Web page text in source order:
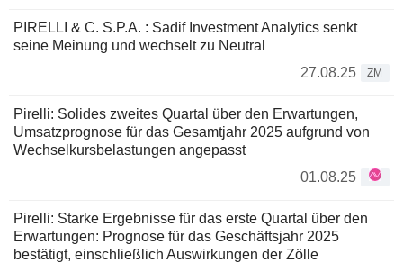
PIRELLI & C. S.P.A. : Sadif Investment Analytics senkt
seine Meinung und wechselt zu Neutral
27.08.25
ZM
Pirelli: Solides zweites Quartal über den Erwartungen,
Umsatzprognose für das Gesamtjahr 2025 aufgrund von
Wechselkursbelastungen angepasst
01.08.25
Pirelli: Starke Ergebnisse für das erste Quartal über den
Erwartungen: Prognose für das Geschäftsjahr 2025
bestätigt, einschließlich Auswirkungen der Zölle